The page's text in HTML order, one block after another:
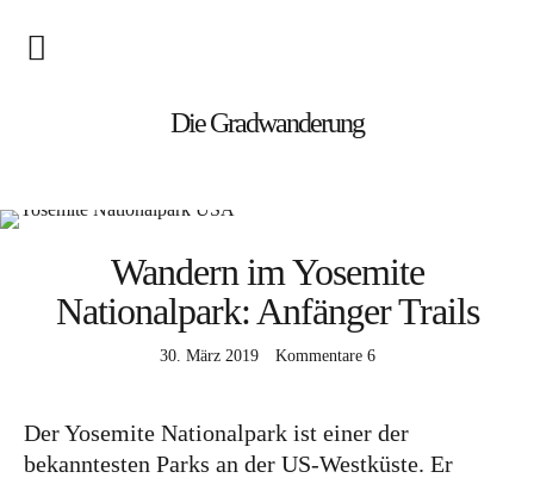
Die Gradwanderung
Blog
Reisen
Afrika
Seychellen
Wandern im Yosemite
Nationalpark: Anfänger Trails
30. März 2019 Kommentare 6
Der Yosemite Nationalpark ist einer der
bekanntesten Parks an der US-Westküste. Er